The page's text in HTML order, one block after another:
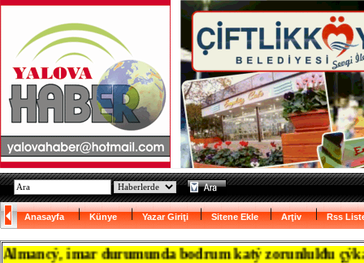
Anasayfa Künye Yazar Giriţi Sitene Ekle Arţiv Rss
imar durumunda bodrum katý zorunlulđu